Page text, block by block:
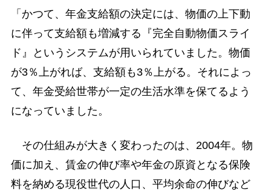
「かつて、年金支給額の決定には、物価の上下動
に伴って支給額も増減する『完全自動物価スライ
ド』というシステムが用いられていました。物価
が3％上がれば、支給額も3％上がる。それによっ
て、年金受給世帯が一定の生活水準を保てるよう
になっていました。
その仕組みが大きく変わったのは、2004年。物
価に加え、賃金の伸び率や年金の原資となる保険
料を納める現役世代の人口、平均余命の伸びなど